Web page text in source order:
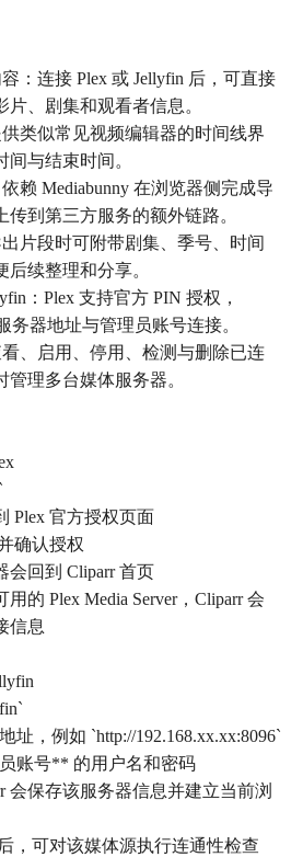
：连接 Plex 或 Jellyfin 后，可直接
、剧集和观看者信息。
类似常见视频编辑器的时间线界
与结束时间。
赖 Mediabunny 在浏览器侧完成导
到第三方服务的额外链路。
片段时可附带剧集、季号、时间
续整理和分享。
：Plex 支持官方 PIN 授权，
务器地址与管理员账号连接。
、启用、停用、检测与删除已连
理多台媒体服务器。
Plex 官方授权页面
确认授权
会回到 Cliparr 首页
的 Plex Media Server，Cliparr 会
信息
址，例如 `http://192.168.xx.xx:8096`
账号** 的用户名和密码
会保存该服务器信息并建立当前浏
，可对该媒体源执行连通性检查